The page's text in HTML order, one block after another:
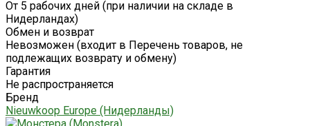
От 5 рабочих дней (при наличии на складе в
Нидерландах)
Обмен и возврат
Невозможен (входит в Перечень товаров, не
подлежащих возврату и обмену)
Гарантия
Не распространяется
Бренд
Nieuwkoop Europe (Нидерланды)